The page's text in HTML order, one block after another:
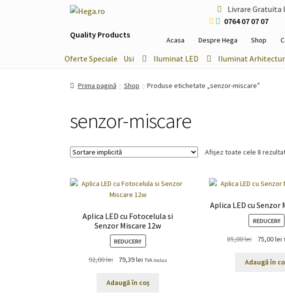
Sari
navigare
Sari
conținut
Livrare Gratuita
Quality Products
0764 07 07 07
Acasa Despre Hega Shop
Oferte Speciale Usi Iluminat LED Iluminat
Prima pagină Shop Produse etichetate „senzor-miscare”
senzor-miscare
Afișez toate cele 8
Aplica LED cu Fotocelula si
Senzor Miscare 12w
REDUCERI!
92,00lei
Prețul
a
79,39lei Prețul
este:
TVA Inclus
Adaugă în coș
Aplica LED cu Senzor
REDUCERI!
85,00lei
Prețul
a
75,00lei
Adaugă în